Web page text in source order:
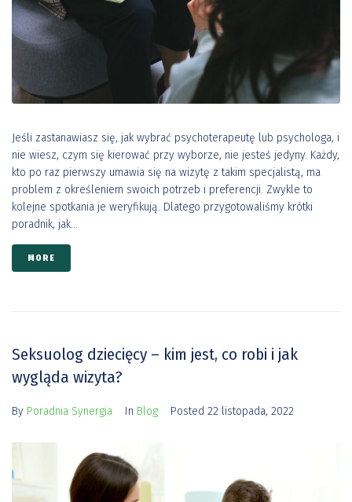
Jeśli zastanawiasz się, jak wybrać psychoterapeutę lub psychologa, i
nie wiesz, czym się kierować przy wyborze, nie jesteś jedyny. Każdy,
kto po raz pierwszy umawia się na wizytę z takim specjalistą, ma
problem z określeniem swoich potrzeb i preferencji. Zwykle to
kolejne spotkania je weryfikują. Dlatego przygotowaliśmy krótki
poradnik, jak...
MORE
Seksuolog dziecięcy – kim jest, co robi i jak
wygląda wizyta?
By Poradnia Synergia In Blog Posted 22 listopada, 2022